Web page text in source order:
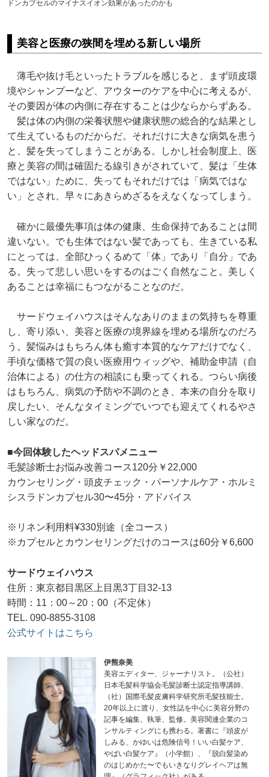
ドンカプセルのマイナスイオン効果があったのかも
美容と医療の狭間を埋める新しい場所
薄毛や抜け毛といったトラブルを感じると、まず頭皮環
境やシャンプーなど、アウターのケアを中心に考えるが、
その要因が体の内側に存在することは少ならからずある。
髪は体の内側の栄養状態や健康状態の総合的な結果とし
て生えているものだからだ。それだけに大きな病気を患う
と、髪を失ってしまうことがある。しかし社会制度上、医
療と美容の間は確固たる線引きがされていて、髪は「生体
ではない」ために、失ってもそれだけでは「病気ではな
い」とされ、早々にあきらめざるをえなくなってしまう。
確かに最優先事項は体の健康、生命保持であることは間
違いない。でも生体ではない髪であっても、生きている私
にとっては、全部ひっくるめて「体」であり「自分」であ
る。失って悲しい思いをするのはごく自然なこと。美しく
あることは幸福にもつながることなのだ。
サードウェイハウスはそんなありのままの気持ちを尊重
し、寄り添い、美容と医療の境界線を埋める場所なのだろ
う。髪悩みはもちろん体も癒す本質的なケアだけでなく、
手頃な価格で質の良い医療用ウィッグや、補助金申請（自
治体による）の仕方の相談にも乗ってくれる。つらい病後
はもちろん、病気の予防や不調のとき、本来の自分を取り
戻したい、そんなタイミングでいつでも迎えてくれるやさ
しい家なのだ。
■今回体験したヘッドスパメニュー
毛髪診断士お悩み改善コース120分￥22,000
カウンセリング・頭皮チェック・パーソナルケア・ホルミ
シスラドンカプセル30〜45分・アドバイス
※リネン利用料¥330別途（全コース）
※カプセルとカウンセリングだけのコースは60分￥6,600
サードウェイハウス
住所：東京都目黒区上目黒3丁目32-13
時間：11：00～20：00（不定休）
TEL. 090-8855-3108
公式サイトはこちら
伊熊奈美
美容エディター、ジャーナリスト。（公社）
日本毛髪科学協会毛髪診断士認定指導講師、
（社）国際毛髪皮膚科学研究所毛髪技能士。
20年以上に渡り、女性誌を中心に美容分野の
記事を編集、執筆、監修。美容関連企業のコ
ンサルティングにも携わる。著書に『頭皮が
しみる、かゆいは危険信号！いい白髪ケア、
やばい白髪ケア』（小学館）、『脱白髪染め
のはじめかた〜でもいきなりグレイヘアは無